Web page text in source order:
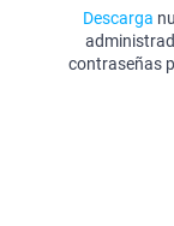
Descarga
contraseñas